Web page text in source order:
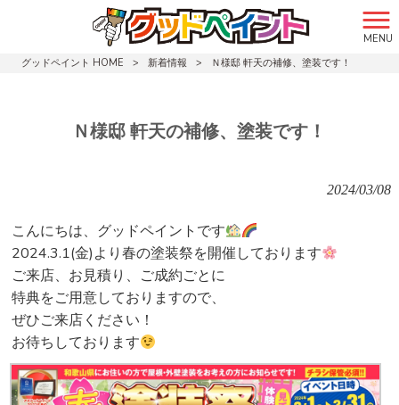
MENU
グッドペイント HOME
> 新着情報 > Ｎ様邸 軒天の補修、塗装です！
Ｎ様邸 軒天の補修、塗装です！
2024/03/08
こんにちは、グッドペイントです
2024.3.1(金)より春の塗装祭を開催しております
ご来店、お見積り、ご成約ごとに
特典をご用意しておりますので、
ぜひご来店ください！
お待ちしております